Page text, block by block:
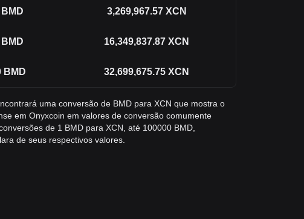
BMD 3,269,967.57 XCN
BMD 16,349,837.87 XCN
BMD 32,699,675.75 XCN
uma conversão de BMD para XCN que mostra o
em Onyxcoin em valores de conversão comumente
de 1 BMD para XCN, até 100000 BMD,
de seus respectivos valores.